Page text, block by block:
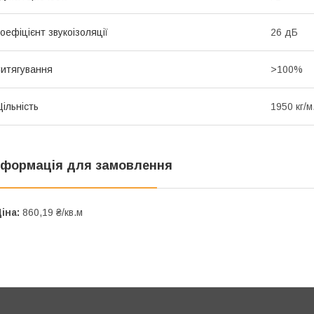
звукоізоляції 26 дБ
>100%
1950 кг/
для замовлення
860,19 ₴/кв.м